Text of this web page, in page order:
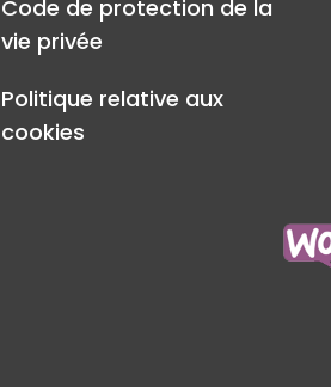
Code de protection de la
vie privée
Politique relative aux
cookies